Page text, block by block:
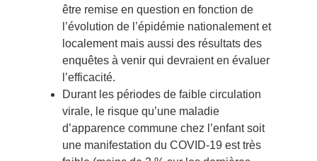
être remise en question en fonction de
l’évolution de l’épidémie nationalement et
localement mais aussi des résultats des
enquêtes à venir qui devraient en évaluer
l’efficacité.
Durant les périodes de faible circulation
virale, le risque qu’une maladie
d’apparence commune chez l’enfant soit
une manifestation du COVID-19 est très